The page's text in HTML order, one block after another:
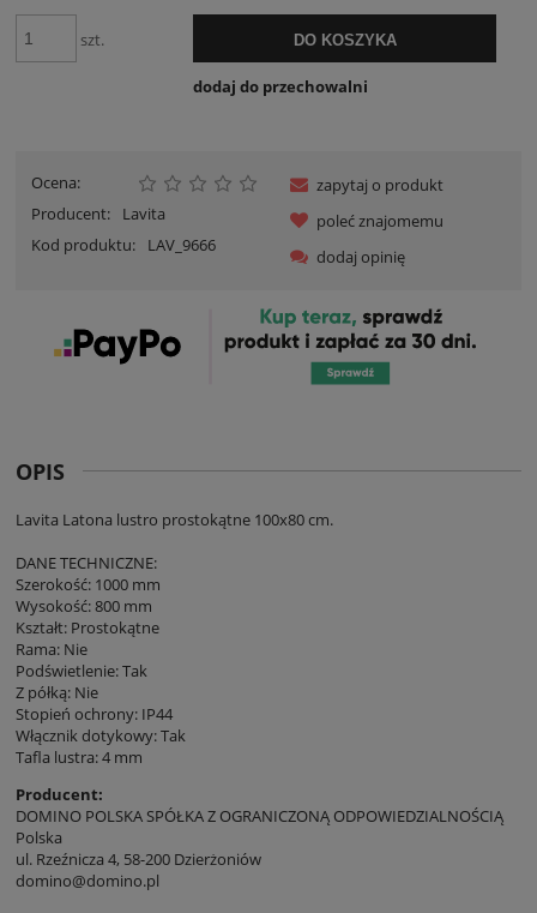
szt. DO KOSZYKA
dodaj do przechowalni
Ocena:
Producent:
Lavita
Kod produktu:
LAV_9666
zapytaj o produkt
poleć znajomemu
dodaj opinię
OPIS
Lavita Latona lustro prostokątne 100x80 cm.
DANE TECHNICZNE:
Szerokość: 1000 mm
Wysokość: 800 mm
Kształt: Prostokątne
Rama: Nie
Podświetlenie: Tak
Z półką: Nie
Stopień ochrony: IP44
Włącznik dotykowy: Tak
Tafla lustra: 4 mm
Producent:
DOMINO POLSKA SPÓŁKA Z OGRANICZONĄ ODPOWIEDZIALNOŚCIĄ
Polska
ul. Rzeźnicza 4, 58-200 Dzierżoniów
domino@domino.pl